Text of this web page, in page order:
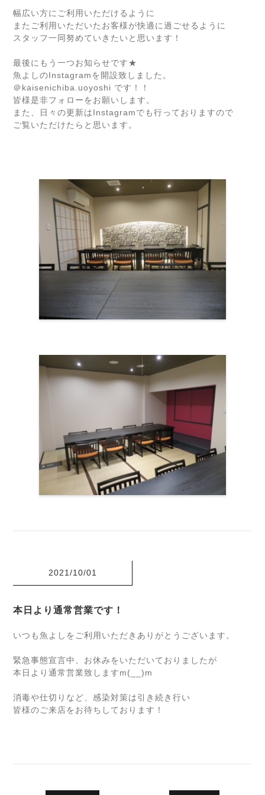
幅広い方にご利用いただけるように
またご利用いただいたお客様が快適に過ごせるように
スタッフ一同努めていきたいと思います！
最後にもう一つお知らせです★
魚よしのInstagramを開設致しました。
＠kaisenichiba.uoyoshi です！！
皆様是非フォローをお願いします。
また、日々の更新はInstagramでも行っておりますので
ご覧いただけたらと思います。
2021/10/01
本日より通常営業です！
いつも魚よしをご利用いただきありがとうございます。
緊急事態宣言中、お休みをいただいておりましたが
本日より通常営業致しますm(__)m
消毒や仕切りなど、感染対策は引き続き行い
皆様のご来店をお待ちしております！